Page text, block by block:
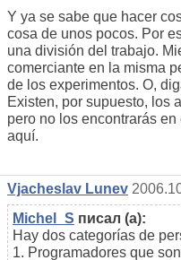
Y ya se sabe que hacer
cosa de unos pocos. Por
una división del trabajo.
comerciante en la misma
de los experimentos. O,
Existen, por supuesto, los
pero no los encontrarás
aquí.
Vjacheslav Lunev
Michel_S писал (а):
Hay dos categorías de
1. Programadores que